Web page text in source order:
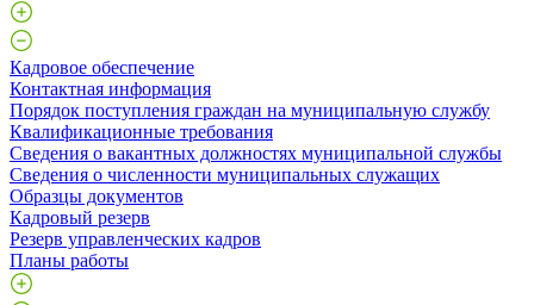
Кадровое обеспечение
Контактная информация
Порядок поступления граждан на муниципальную службу
Квалификационные требования
Сведения о вакантных должностях муниципальной службы
Сведения о численности муниципальных служащих
Образцы документов
Кадровый резерв
Резерв управленческих кадров
Планы работы